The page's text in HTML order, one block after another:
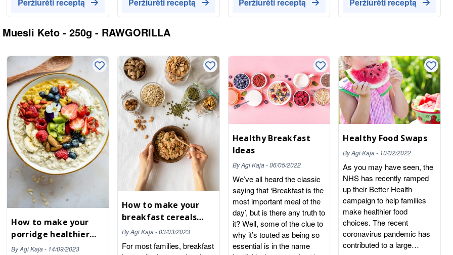
Keto - 250g - RAWGORILLA
How to make your
porridge healthier
and more delicious?
ByAgi Kaja- 14/09/2023
How to make your
breakfast cereals
healthier?
ByAgi Kaja-03/03/2023
For most families, breakfast
Healthy Breakfast
Ideas
ByAgi Kaja-06/05/2022
We’ve all heard the classic
saying that ‘Breakfast is the
most important meal of the
day’, but is there any truth to
it? Well, some of the clue to
why it’s touted as being so
essential is in the name
Healthy Food Swaps
ByAgi Kaja- 10/02/2022
As you may have seen, the
NHS has recently ramped
up their Better Health
campaign to help families
make healthier food
choices. The recent
coronavirus pandemic has
contributed to a large